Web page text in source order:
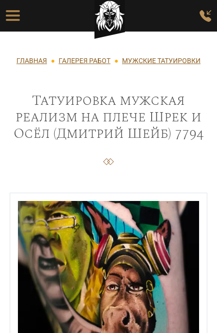
Перейти к основному содержанию
Основная навигация
Строка навигации
ГЛАВНАЯ ГАЛЕРЕЯ РАБОТ МУЖСКИЕ ТАТУИРОВКИ
Татуировка мужская
реализм на плече Шрек и
Осёл (Дмитрий Шейб) 7794